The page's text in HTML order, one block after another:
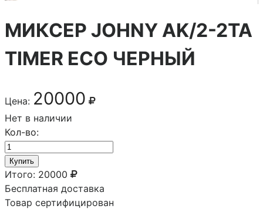
МИКСЕР JOHNY AK/2-2TA
TIMER ECO ЧЕРНЫЙ
Цена: 20000
Нет в наличии
Кол-во:
Купить
Итого: 20000
Бесплатная доставка
Товар сертифицирован